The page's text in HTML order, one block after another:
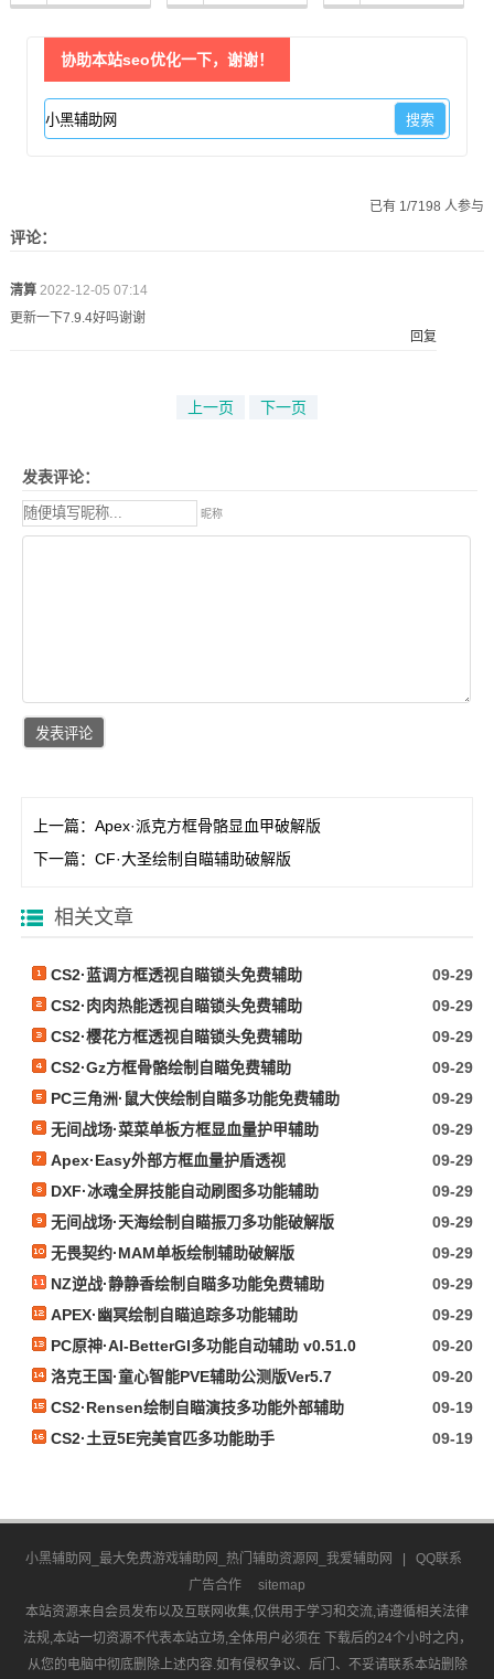
协助本站seo优化一下，谢谢！
已有 1/7198 人参与
评论：
清算 2022-12-05 07:14
更新一下7.9.4好吗谢谢
回复
上一页 下一页
发表评论：
昵称
上一篇： Apex·派克方框骨骼显血甲破解版
下一篇： CF·大圣绘制自瞄辅助破解版
相关文章
CS2·蓝调方框透视自瞄锁头免费辅助
09-29
CS2·肉肉热能透视自瞄锁头免费辅助
09-29
CS2·樱花方框透视自瞄锁头免费辅助
09-29
CS2·Gz方框骨骼绘制自瞄免费辅助
09-29
PC三角洲·鼠大侠绘制自瞄多功能免费辅助
09-29
无间战场·菜菜单板方框显血量护甲辅助
09-29
Apex·Easy外部方框血量护盾透视
09-29
DXF·冰魂全屏技能自动刷图多功能辅助
09-29
无间战场·天海绘制自瞄振刀多功能破解版
09-29
无畏契约·MAM单板绘制辅助破解版
09-29
NZ逆战·静静香绘制自瞄多功能免费辅助
09-29
APEX·幽冥绘制自瞄追踪多功能辅助
09-29
PC原神·AI-BetterGI多功能自动辅助 v0.51.0
09-20
洛克王国·童心智能PVE辅助公测版Ver5.7
09-20
CS2·Rensen绘制自瞄演技多功能外部辅助
09-19
CS2·土豆5E完美官匹多功能助手
09-19
小黑辅助网_最大免费游戏辅助网_热门辅助资源网_我爱辅助网
QQ联系
广告合作
sitemap
本站资源来自会员发布以及互联网收集,仅供用于学习和交流,请遵循相关法律
法规,本站一切资源不代表本站立场,全体用户必须在 下载后的24个小时之内，
从您的电脑中彻底删除上述内容.如有侵权争议、后门、不妥请联系本站删除